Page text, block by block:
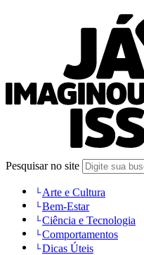
Pesquisar no site
Arte e Cultura
Bem-Estar
Ciência e Tecnologia
Comportamentos
Dicas Úteis